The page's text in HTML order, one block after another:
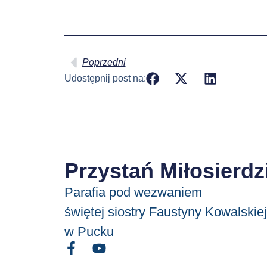
Poprzedni
Udostępnij post na:
Przystań
Parafia pod wezwaniem
świętej siostry Faustyny Kowalskiej
w Pucku